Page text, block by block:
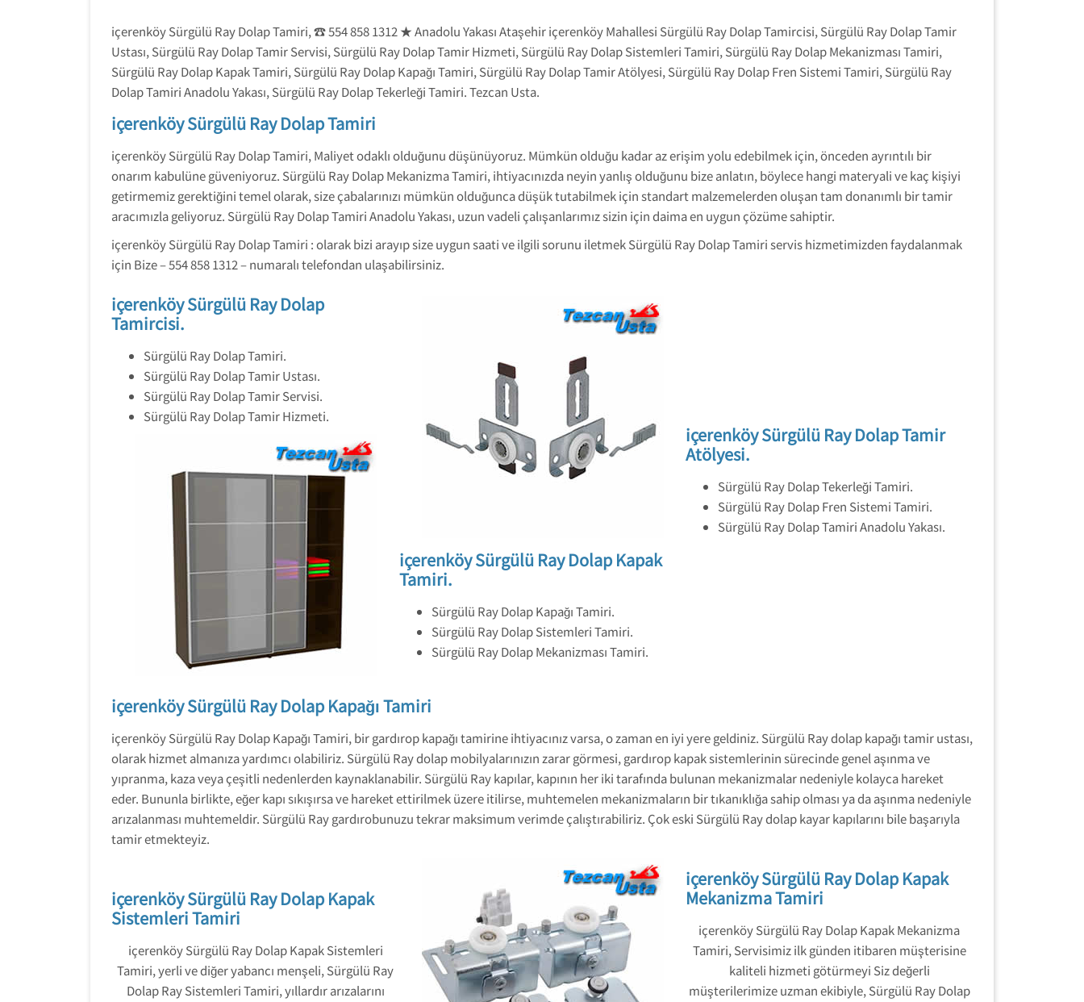
içerenköy Sürgülü Ray Dolap Tamiri, ☎️ 554 858 1312 ★ Anadolu Yakası Ataşehir içerenköy Mahallesi Sürgülü Ray Dolap Tamircisi, Sürgülü Ray Dolap Tamir
Ustası, Sürgülü Ray Dolap Tamir Servisi, Sürgülü Ray Dolap Tamir Hizmeti, Sürgülü Ray Dolap Sistemleri Tamiri, Sürgülü Ray Dolap Mekanizması Tamiri,
Sürgülü Ray Dolap Kapak Tamiri, Sürgülü Ray Dolap Kapağı Tamiri, Sürgülü Ray Dolap Tamir Atölyesi, Sürgülü Ray Dolap Fren Sistemi Tamiri, Sürgülü Ray
Dolap Tamiri Anadolu Yakası, Sürgülü Ray Dolap Tekerleği Tamiri. Tezcan Usta.
içerenköy Sürgülü Ray Dolap Tamiri
içerenköy Sürgülü Ray Dolap Tamiri, Maliyet odaklı olduğunu düşünüyoruz. Mümkün olduğu kadar az erişim yolu edebilmek için, önceden ayrıntılı bir
onarım kabulüne güveniyoruz. Sürgülü Ray Dolap Mekanizma Tamiri, ihtiyacınızda neyin yanlış olduğunu bize anlatın, böylece hangi materyali ve kaç kişiyi
getirmemiz gerektiğini temel olarak, size çabalarınızı mümkün olduğunca düşük tutabilmek için standart malzemelerden oluşan tam donanımlı bir tamir
aracımızla geliyoruz. Sürgülü Ray Dolap Tamiri Anadolu Yakası, uzun vadeli çalışanlarımız sizin için daima en uygun çözüme sahiptir.
içerenköy Sürgülü Ray Dolap Tamiri : olarak bizi arayıp size uygun saati ve ilgili sorunu iletmek Sürgülü Ray Dolap Tamiri servis hizmetimizden faydalanmak
için Bize – 554 858 1312 – numaralı telefondan ulaşabilirsiniz.
içerenköy Sürgülü Ray Dolap
Tamircisi.
Sürgülü Ray Dolap Tamiri.
Sürgülü Ray Dolap Tamir Ustası.
Sürgülü Ray Dolap Tamir Servisi.
Sürgülü Ray Dolap Tamir Hizmeti.
içerenköy Sürgülü Ray Dolap Kapak
Tamiri.
Sürgülü Ray Dolap Kapağı Tamiri.
Sürgülü Ray Dolap Sistemleri Tamiri.
Sürgülü Ray Dolap Mekanizması Tamiri.
içerenköy Sürgülü Ray Dolap Tamir
Atölyesi.
Sürgülü Ray Dolap Tekerleği Tamiri.
Sürgülü Ray Dolap Fren Sistemi Tamiri.
Sürgülü Ray Dolap Tamiri Anadolu Yakası.
içerenköy Sürgülü Ray Dolap Kapağı Tamiri
içerenköy Sürgülü Ray Dolap Kapağı Tamiri, bir gardırop kapağı tamirine ihtiyacınız varsa, o zaman en iyi yere geldiniz. Sürgülü Ray dolap kapağı tamir ustası,
olarak hizmet almanıza yardımcı olabiliriz. Sürgülü Ray dolap mobilyalarınızın zarar görmesi, gardırop kapak sistemlerinin sürecinde genel aşınma ve
yıpranma, kaza veya çeşitli nedenlerden kaynaklanabilir. Sürgülü Ray kapılar, kapının her iki tarafında bulunan mekanizmalar nedeniyle kolayca hareket
eder. Bununla birlikte, eğer kapı sıkışırsa ve hareket ettirilmek üzere itilirse, muhtemelen mekanizmaların bir tıkanıklığa sahip olması ya da aşınma nedeniyle
arızalanması muhtemeldir. Sürgülü Ray gardırobunuzu tekrar maksimum verimde çalıştırabiliriz. Çok eski Sürgülü Ray dolap kayar kapılarını bile başarıyla
tamir etmekteyiz.
içerenköy Sürgülü Ray Dolap Kapak
Sistemleri Tamiri
içerenköy Sürgülü Ray Dolap Kapak Sistemleri
Tamiri, yerli ve diğer yabancı menşeli, Sürgülü Ray
Dolap Ray Sistemleri Tamiri, yıllardır arızalarını
içerenköy Sürgülü Ray Dolap Kapak
Mekanizma Tamiri
içerenköy Sürgülü Ray Dolap Kapak Mekanizma
Tamiri, Servisimiz ilk günden itibaren müşterisine
kaliteli hizmeti götürmeyi Siz değerli
müşterilerimize uzman ekibiyle, Sürgülü Ray Dolap